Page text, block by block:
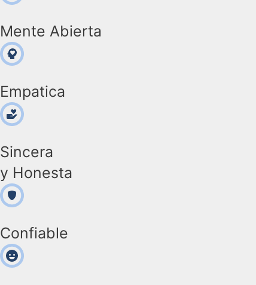
Mente Abierta
Empatica
Sincera
y Honesta
Confiable